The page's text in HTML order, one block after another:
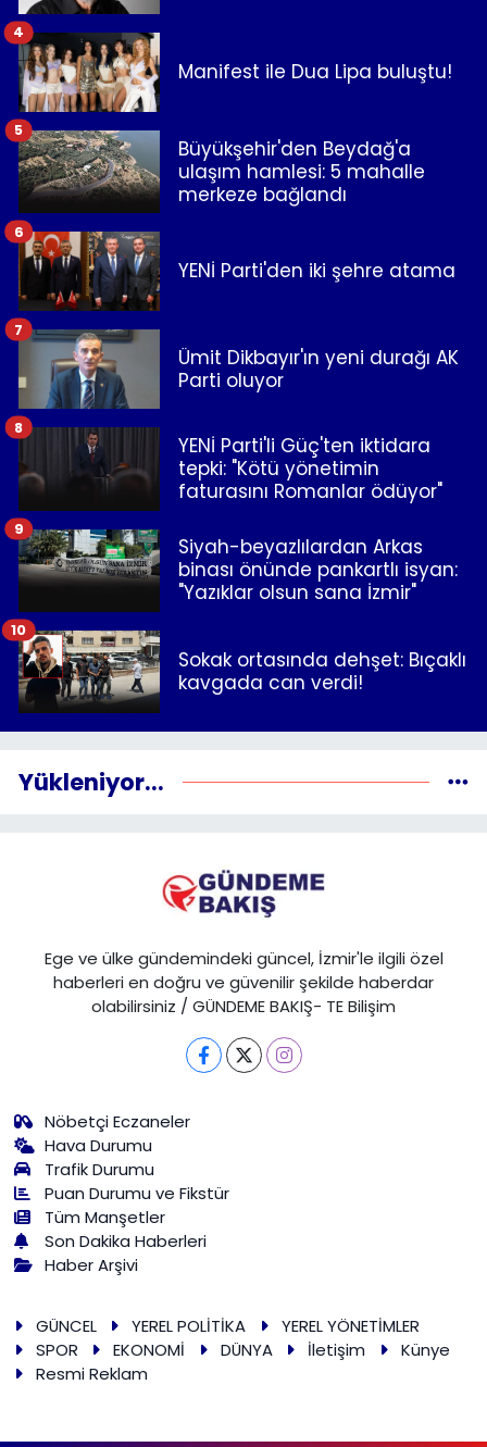
Manifest ile Dua Lipa buluştu!
4
Büyükşehir'den Beydağ'a
ulaşım hamlesi: 5 mahalle
merkeze bağlandı
5
YENİ Parti'den iki şehre atama
6
Ümit Dikbayır'ın yeni durağı AK
Parti oluyor
7
YENİ Parti'li Güç'ten iktidara
tepki: "Kötü yönetimin
faturasını Romanlar ödüyor"
8
Siyah-beyazlılardan Arkas
binası önünde pankartlı isyan:
"Yazıklar olsun sana İzmir"
9
Sokak ortasında dehşet: Bıçaklı
kavgada can verdi!
10
Yükleniyor...
Ege ve ülke gündemindeki güncel, İzmir'le ilgili özel
haberleri en doğru ve güvenilir şekilde haberdar
olabilirsiniz / GÜNDEME BAKIŞ- TE Bilişim
Nöbetçi Eczaneler
Hava Durumu
Trafik Durumu
Puan Durumu ve Fikstür
Tüm Manşetler
Son Dakika Haberleri
Haber Arşivi
GÜNCEL YEREL POLİTİKA
YEREL YÖNETİMLER
SPOR
EKONOMİ DÜNYA İletişim
Künye
Resmi Reklam